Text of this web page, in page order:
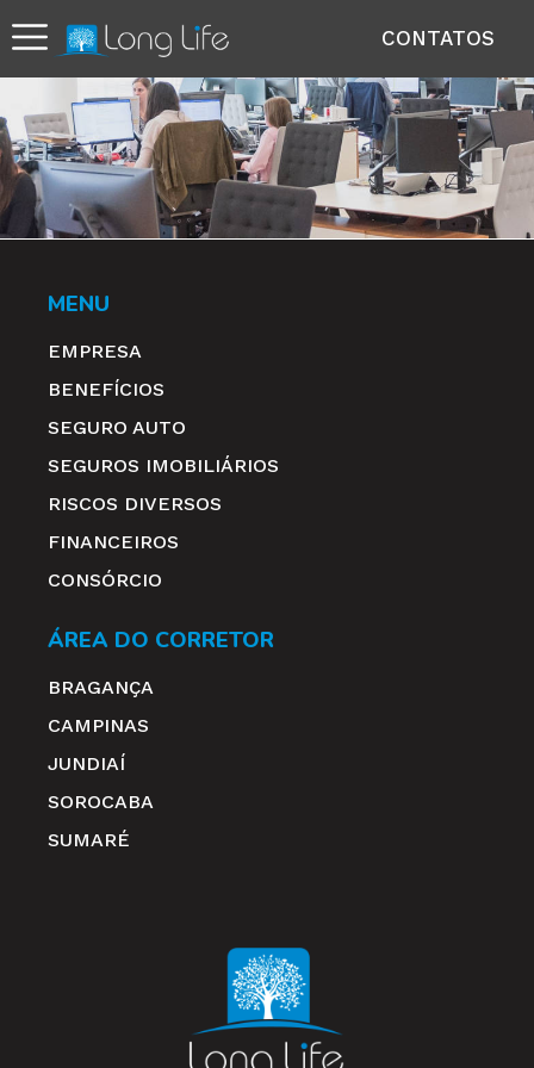
CONTATOS
MENU
EMPRESA
BENEFÍCIOS
SEGURO AUTO
SEGUROS IMOBILIÁRIOS
RISCOS DIVERSOS
FINANCEIROS
CONSÓRCIO
ÁREA DO CORRETOR
BRAGANÇA
CAMPINAS
JUNDIAÍ
SOROCABA
SUMARÉ